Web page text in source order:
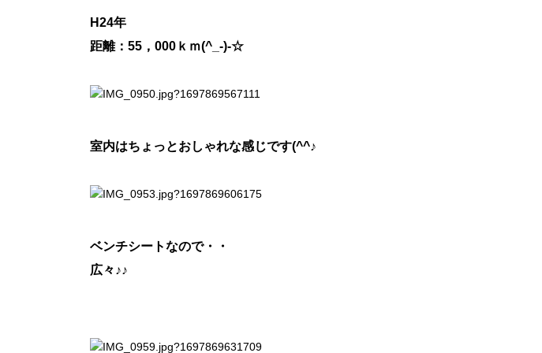
H24年
距離：55，000ｋｍ(^_-)-☆
室内はちょっとおしゃれな感じです(^^♪
ベンチシートなので・・
広々♪♪